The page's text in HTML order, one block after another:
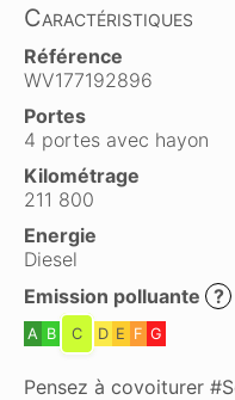
Caractéristiques
Référence
WV177192896
Portes
4 portes avec hayon
Kilométrage
211 800
Energie
Diesel
Emission polluante ?
A B C D E F G
Pensez à covoiturer